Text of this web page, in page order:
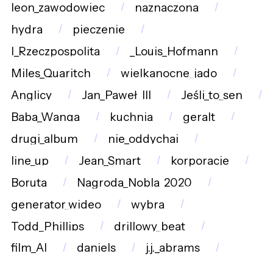
leon_zawodowiec
naznaczona
hydra
pieczenie
I_Rzeczpospolita
_Louis_Hofmann
Miles_Quaritch
wielkanocne_jado
Anglicy
Jan_Paweł_III
Jeśli_to_sen
Baba_Wanga
kuchnia
geralt
drugi_album
nie_oddychaj
line_up
Jean_Smart
korporacje
Boruta
Nagroda_Nobla_2020
generator_wideo
wybra
Todd_Phillips
drillowy_beat
film_AI
daniels j.j._abrams